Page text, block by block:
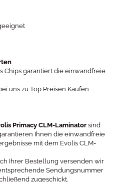
Chips garantiert die einwandfreie
uns zu Top Preisen Kaufen
Primacy CLM-Laminator sind
Ihnen die einwandfreie
mit dem Evolis CLM-
Ihrer Bestellung versenden wir
Sendungsnummer
zugeschickt.